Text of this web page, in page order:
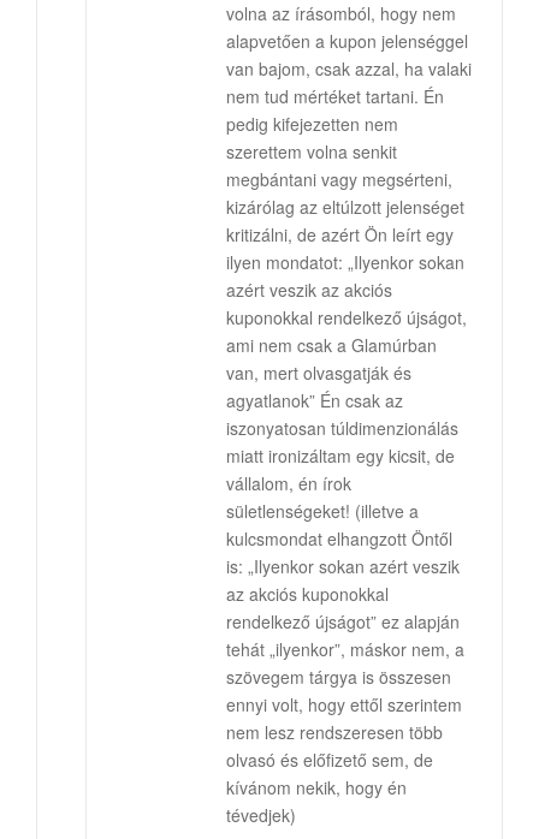
volna az írásomból, hogy nem
alapvetően a kupon jelenséggel
van bajom, csak azzal, ha valaki
nem tud mértéket tartani. Én
pedig kifejezetten nem
szerettem volna senkit
megbántani vagy megsérteni,
kizárólag az eltúlzott jelenséget
kritizálni, de azért Ön leírt egy
ilyen mondatot: „Ilyenkor sokan
azért veszik az akciós
kuponokkal rendelkező újságot,
ami nem csak a Glamúrban
van, mert olvasgatják és
agyatlanok” Én csak az
iszonyatosan túldimenzionálás
miatt ironizáltam egy kicsit, de
vállalom, én írok
sületlenségeket! (illetve a
kulcsmondat elhangzott Öntől
is: „Ilyenkor sokan azért veszik
az akciós kuponokkal
rendelkező újságot” ez alapján
tehát „ilyenkor”, máskor nem, a
szövegem tárgya is összesen
ennyi volt, hogy ettől szerintem
nem lesz rendszeresen több
olvasó és előfizető sem, de
kívánom nekik, hogy én
tévedjek)